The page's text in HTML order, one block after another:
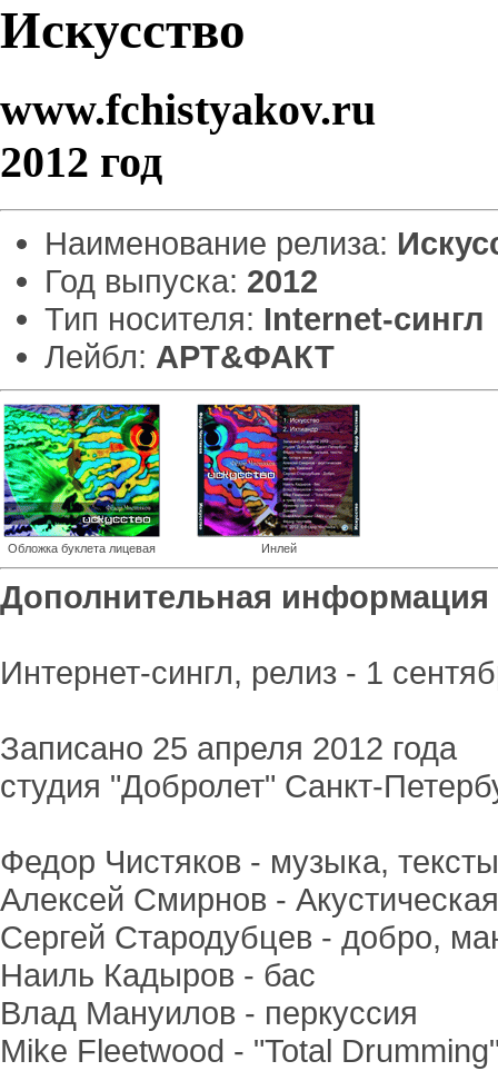
Искусство
www.fchistyakov.ru
2012 год
Наименование релиза:
Год выпуска: 2012
Тип носителя: Internet-сингл
Лейбл: АРТ&ФАКТ
Обложка буклета лицевая Инлей
Дополнительная информация
Интернет-сингл, релиз - 1
Записано 25 апреля 2012 года
студия "Добролет" Санкт-
Федор Чистяков - музыка,
Алексей Смирнов -
Сергей Стародубцев - добро,
Наиль Кадыров - бас
Влад Мануилов - перкуссия
Mike Fleetwood - "Total